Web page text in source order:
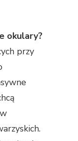
okulary?
przy